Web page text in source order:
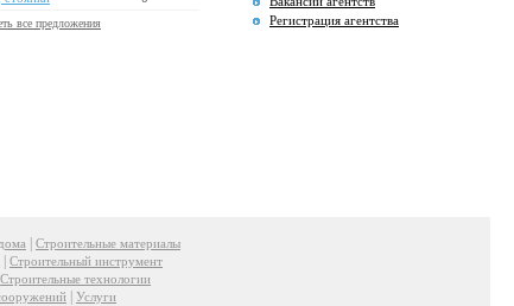
все предложения
Регистрация агентства
Строительные материалы
Строительный инструмент
Строительные технологии
Услуги